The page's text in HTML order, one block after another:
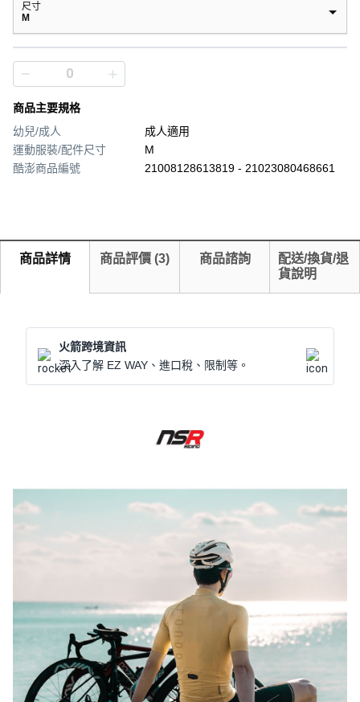
尺寸
M
商品主要規格
幼兒/成人
成人適用
運動服裝/配件尺寸
M
酷澎商品編號
21008128613819 - 21023080468661
商品詳情 商品評價 (3) 商品諮詢
配送/換貨/退
貨說明
火箭跨境資訊
深入了解 EZ WAY、進口稅、限制等。